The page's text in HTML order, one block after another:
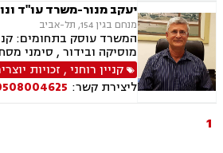
יעקב מנור-משרד עו"ד
מנחם בגין 154, תל-אביב
המשרד עוסק בתחומים:
מוסיקה ובידור , סימני
ירושות וצוואות, דיני
רשות מקרקעי ישראל,
ממון, אפוטרופסות, לשון
קניין רוחני, זכויות
ליצירת קשר:
1